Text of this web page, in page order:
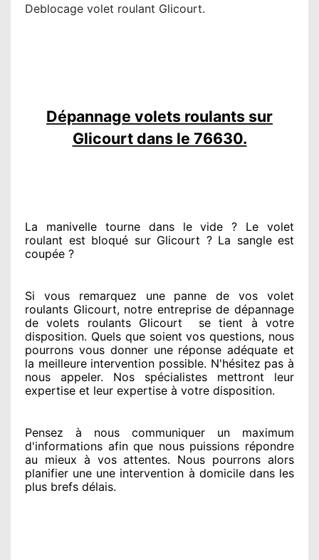
Deblocage volet roulant Glicourt.
Dépannage volets roulants sur
Glicourt dans le 76630.
La manivelle tourne dans le vide ? Le volet
roulant est bloqué sur Glicourt ? La sangle est
coupée ?
Si vous remarquez une panne de vos volet
roulants Glicourt, notre entreprisede dépannage
de volets roulants Glicourt
se tient à votre
disposition. Quels que soient vos questions, nous
pourrons vous donnerune réponse adéquate et
la meilleure intervention possible. N'hésitez pas à
nous appeler. Nos spécialistes mettront leur
expertise et leur expertise à votre disposition.
Pensez à nous communiquer un maximum
d'informations afin que nous puissions répondre
au mieux à vos attentes. Nous pourrons alors
planifier une une intervention à domiciledans les
plus brefs délais.